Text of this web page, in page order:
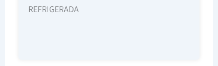
REFRIGERADA